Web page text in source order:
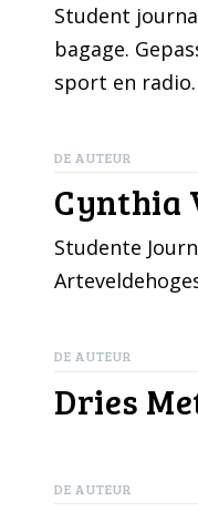
Student
bagage.
sport en radio.
DE AUTEUR
Cynthia
Studente
DE AUTEUR
Dries
DE AUTEUR